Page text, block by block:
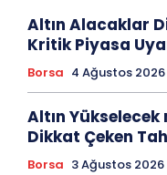
Altın Alacaklar
Kritik Piyasa
Borsa 4 Ağustos 2026
Altın Yükselecek
Dikkat Çeken
Borsa 3 Ağustos 2026